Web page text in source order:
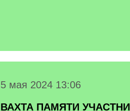
5 мая 2024 13:06
ВАХТА ПАМЯТИ